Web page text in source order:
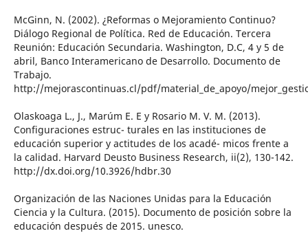
McGinn, N. (2002). ¿Reformas o Mejoramiento Continuo?
Diálogo Regional de Política. Red de Educación. Tercera
Reunión: Educación Secundaria. Washington, D.C, 4 y 5 de
abril, Banco Interamericano de Desarrollo. Documento de
Trabajo.
http://mejorascontinuas.cl/pdf/material_de_apoyo/
Olaskoaga L., J., Marúm E. E y Rosario M. V. M. (2013).
Configuraciones estruc- turales en las instituciones de
educación superior y actitudes de los acadé- micos frente a
la calidad. Harvard Deusto Business Research, ii(2), 130-142.
http://dx.doi.org/10.3926/hdbr.30
Organización de las Naciones Unidas para la Educación
Ciencia y la Cultura. (2015). Documento de posición sobre la
educación después de 2015. unesco.